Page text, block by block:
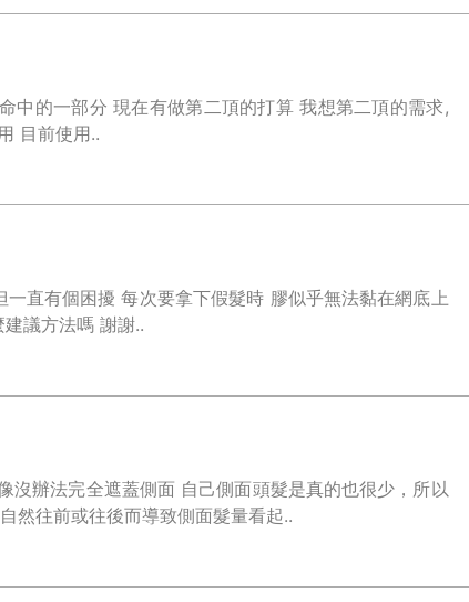
中的一部分 現在有做第二頂的打算 我想第二頂的需求,
目前使用..
直有個困擾 每次要拿下假髮時 膠似乎無法黏在網底上
議方法嗎 謝謝..
沒辦法完全遮蓋側面 自己側面頭髮是真的也很少，所以
然往前或往後而導致側面髮量看起..